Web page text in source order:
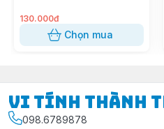
130.000đ
Chọn mua
Vi Tính Thành
098.6789878